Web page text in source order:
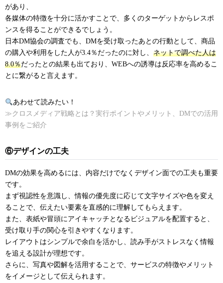
があり、
各媒体の特徴を十分に活かすことで、多くのターゲットからレスポ
ンスを得ることができるでしょう。
日本DM協会の調査でも、DMを受け取ったあとの行動として、商品
の購入や利用をした人が3.4％だったのに対し、 ネットで調べた人は
8.0％だったとの結果も出ており、WEBへの誘導は反応率を高めるこ
とに繋がると言えます。
あわせて読みたい！
≫クロスメディア戦略とは？実行ポイントやメリット、DMでの活用
事例をご紹介
⑥デザインの工夫
DMの効果を高めるには、内容だけでなくデザイン面での工夫も重要
です。
まず視認性を意識し、情報の優先度に応じて文字サイズや色を変え
ることで、伝えたい要素を直感的に理解してもらえます。
また、表紙や冒頭にアイキャッチとなるビジュアルを配置すると、
受け取り手の関心を引きやすくなります。
レイアウトはシンプルで余白を活かし、読み手がストレスなく情報
を追える設計が理想です。
さらに、写真や図解を活用することで、サービスの特徴やメリット
をイメージとして伝えられます。